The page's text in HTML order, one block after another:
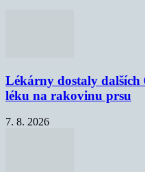
Lékárny dostaly dalších
léku na rakovinu prsu
7. 8. 2026